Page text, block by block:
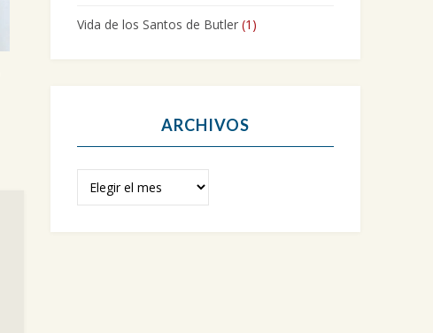
Vida de los Santos de Butler (1)
ARCHIVOS